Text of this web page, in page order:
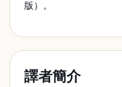
版）。
譯者簡介